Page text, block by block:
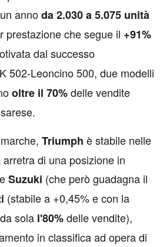
annoda 2.030 a 5.075 unità
prestazione che segue il +91%
dal successo
502-Leoncino 500, due modelli
oltre il 70%delle vendite
Triumph è stabile nelle
di una posizione in
Suzuki (che però guadagna il
(stabile a +0,45% e con la
sola l'80%delle vendite),
in classifica ad opera di